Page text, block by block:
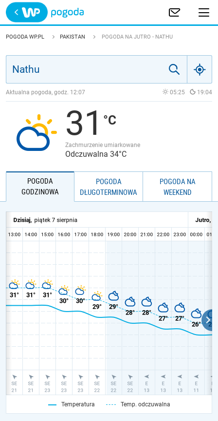
Trwa ładowanie
POLSKA
JAKOŚĆ POWIETRZA
POGODA WP.PL PAKISTAN POGODA NA JUTRO - NATHU
Aktualna pogoda, godz. 12:07 05:25 19:04
31
Zachmurzenie umiarkowane
Odczuwalna 34°C
POGODA
GODZINOWA
POGODA
DŁUGOTERMINOWA
POGODA NA
WEEKEND
Temperatura Temp. odczuwalna